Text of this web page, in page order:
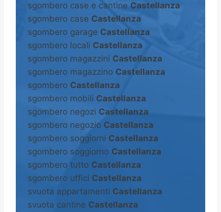
sgombero case e cantine Castellanza
sgombero case Castellanza
sgombero garage Castellanza
sgombero locali Castellanza
sgombero magazzini Castellanza
sgombero magazzino Castellanza
sgombero Castellanza
sgombero mobili Castellanza
sgombero negozi Castellanza
sgombero negozio Castellanza
sgombero soggiorni Castellanza
sgombero soggiorno Castellanza
sgombero tutto Castellanza
sgombero uffici Castellanza
svuota appartamenti Castellanza
svuota cantine Castellanza